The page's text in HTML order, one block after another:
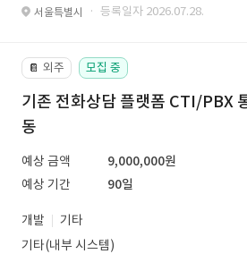
서울특별시 · 등록일자 2026.07.28.
📔 외주 모집 중
기존 전화상담 플랫폼 CTI/PBX
동
예상 금액
9,000,000원
예상 기간
90일
개발
기타
기타(내부 시스템)